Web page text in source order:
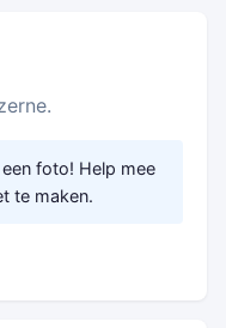
foto! Help mee
te maken.